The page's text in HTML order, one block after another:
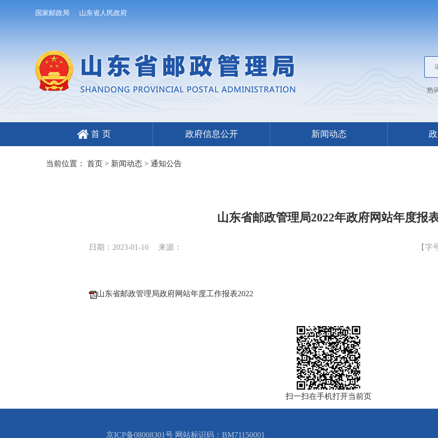
国家邮政局 山东省人民政府
热
首 页 政府信息公开 新闻动态
当前位置： 首页> 新闻动态> 通知公告
山东省邮政管理局2022年政府网站年度报
日期：2023-01-16 来源： 【字
山东省邮政管理局政府网站年度工作报表2022
扫一扫在手机打开当前页
京ICP备08008301号 网站标识码：BM71150001